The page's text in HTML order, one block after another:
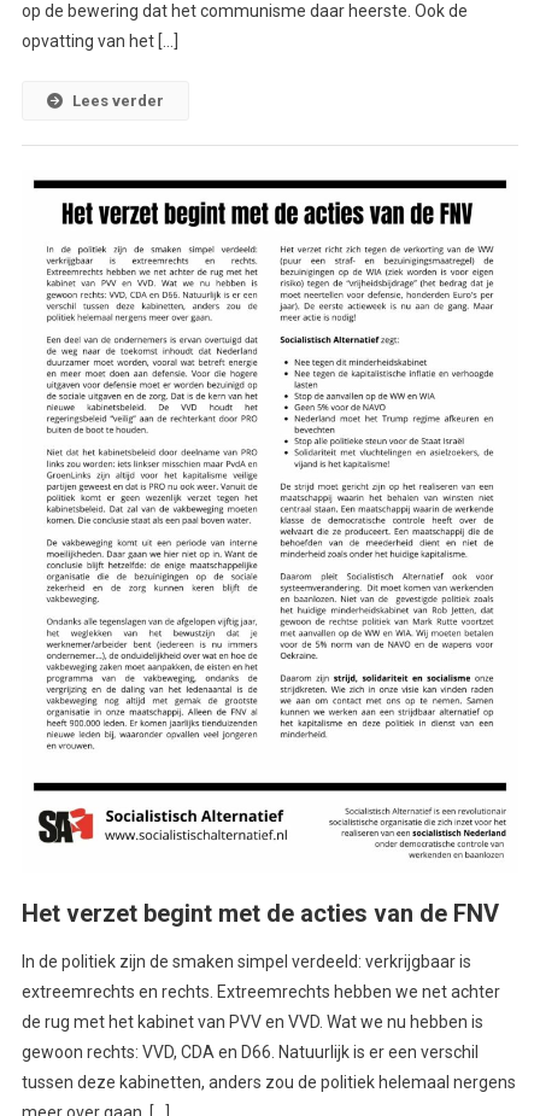
op de bewering dat het communisme daar heerste. Ook de
opvatting van het […]
Lees verder
Het verzet begint met de acties van de FNV
In de politiek zijn de smaken simpel verdeeld: verkrijgbaar is
extreemrechts en rechts. Extreemrechts hebben we net achter
de rug met het kabinet van PVV en VVD. Wat we nu hebben is
gewoon rechts: VVD, CDA en D66. Natuurlijk is er een verschil
tussen deze kabinetten, anders zou de politiek helemaal nergens